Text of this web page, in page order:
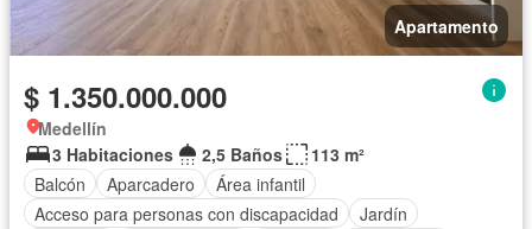
Apartamento
$ 1.350.000.000
Medellín
3 Habitaciones
2,5 Baños
113 m²
Balcón
Aparcadero
Área infantil
Acceso para personas con discapacidad
Jardín